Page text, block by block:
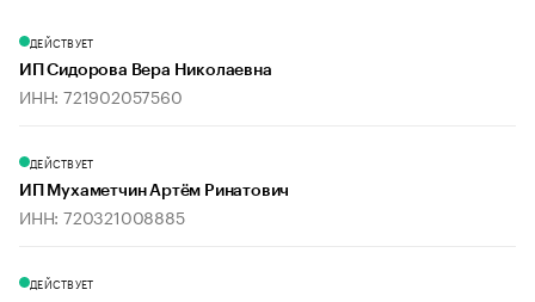
ДЕЙСТВУЕТ
ИП Сидорова Вера Николаевна
ИНН: 721902057560
ДЕЙСТВУЕТ
ИП Мухаметчин Артём Ринатович
ИНН: 720321008885
ДЕЙСТВУЕТ